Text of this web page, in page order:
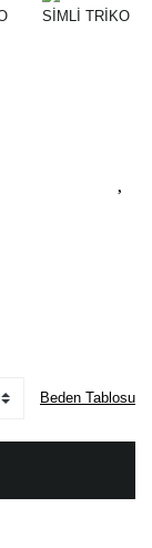
Beden Tablosu